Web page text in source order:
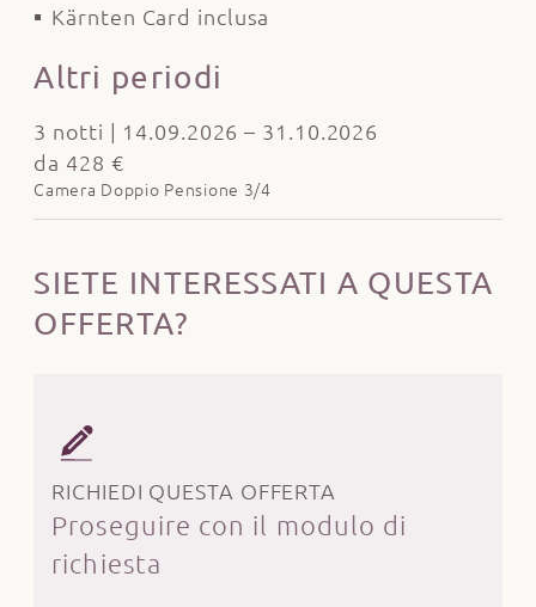
Kärnten Card inclusa
Altri periodi
3 notti | 14.09.2026 – 31.10.2026
da 428 €
Camera Doppio Pensione 3/4
SIETE INTERESSATI A QUESTA
OFFERTA?
RICHIEDI QUESTA OFFERTA
Proseguire con il modulo di
richiesta